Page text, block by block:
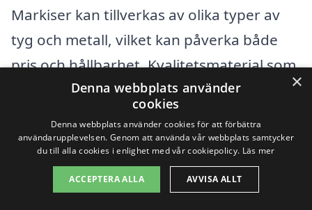
Markiser kan tillverkas av olika typer av
tyg och metall, vilket kan påverka både
pris och hållbarhet. Kvalitetsmaterial som
är resistenta mot UV-strålar och
väderpåverkan kan kosta mer initialt, men
kan spara dig pengar på lång sikt genom
att vara mindre benägna att slitas ut eller
skadas. Här är några faktorer att tänka
×
Denna webbplats använder
cookies
Denna webbplats använder cookies för att förbättra
användarupplevelsen. Genom att använda vår webbplats samtycker
du till alla cookies i enlighet med vår cookiepolicy. Läs mer
ACCEPTERA ALLA AVVISA ALLT